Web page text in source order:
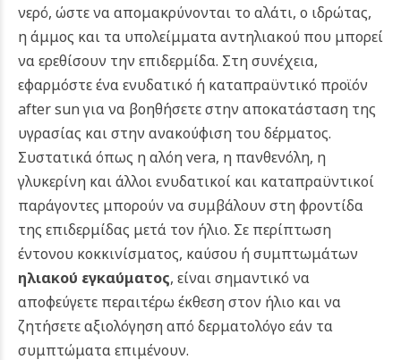
νερό, ώστε να απομακρύνονται το αλάτι, ο ιδρώτας,
η άμμος και τα υπολείμματα αντηλιακού που μπορεί
να ερεθίσουν την επιδερμίδα. Στη συνέχεια,
εφαρμόστε ένα ενυδατικό ή καταπραϋντικό προϊόν
after sun για να βοηθήσετε στην αποκατάσταση της
υγρασίας και στην ανακούφιση του δέρματος.
Συστατικά όπως η αλόη vera, η πανθενόλη, η
γλυκερίνη και άλλοι ενυδατικοί και καταπραϋντικοί
παράγοντες μπορούν να συμβάλουν στη φροντίδα
της επιδερμίδας μετά τον ήλιο. Σε περίπτωση
έντονου κοκκινίσματος, καύσου ή συμπτωμάτων
ηλιακού εγκαύματος, είναι σημαντικό να
αποφεύγετε περαιτέρω έκθεση στον ήλιο και να
ζητήσετε αξιολόγηση από δερματολόγο εάν τα
συμπτώματα επιμένουν.